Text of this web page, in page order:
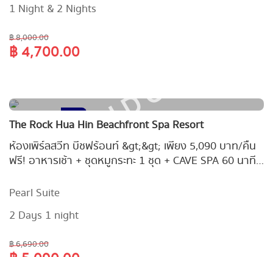
1 Night & 2 Nights
฿ 8,000.00
฿ 4,700.00
10
Vouchers
DaysSOLD OUT
The Rock Hua Hin Beachfront Spa Resort
ห้องเพิร์ลสวีท บีชฟร้อนท์ &gt;&gt; เพียง 5,090 บาท/คืน
ฟรี! อาหารเช้า + ชุดหมูกระทะ 1 ชุด + CAVE SPA 60 นาที
(มูลค่า 6,690.-)
Pearl Suite
2 Days 1 night
฿ 6,690.00